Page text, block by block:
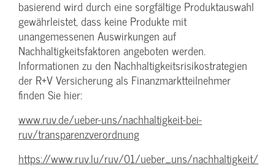
basierend wird durch eine sorgfältige Produktauswahl
gewährleistet, dass keine Produkte mit
unangemessenen Auswirkungen auf
Nachhaltigkeitsfaktoren angeboten werden.
Informationen zu den Nachhaltigkeitsrisikostrategien
der R+V Versicherung als Finanzmarktteilnehmer
finden Sie hier:
www.ruv.de/ueber-uns/nachhaltigkeit-bei-
ruv/transparenzverordnung
https://www.ruv.lu/ruv/01/ueber_uns/nachhaltigkeit/